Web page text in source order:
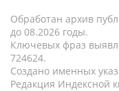
Обработан архив
до 08.2026 годы.
Ключевых фраз
724624.
Создано именных
Редакция Индексной